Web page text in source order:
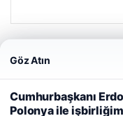
© 2026 Haber Gündemi
deneyiminizi
kullanıyoruz.Çerez
Göz Atın
Cumhurbaşkanı
Polonya ilemalta work